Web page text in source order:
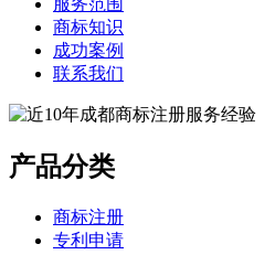
商标知识
成功案例
联系我们
产品分类
商标注册
专利申请